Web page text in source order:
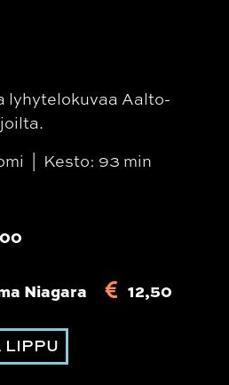
lyhytelokuvaa Aalto-
Kesto: 93 min
Niagara 12,50
LIPPU